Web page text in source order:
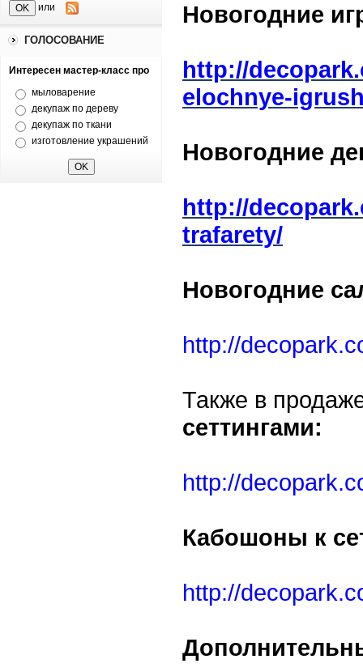
или
ГОЛОСОВАНИЕ
Интересен мастер-класс про
мыловарение
декупаж по дереву
декупаж по ткани
изготовление украшений
Новогодние
http://
elochnye-
Новогодние
http://
trafarety/
Новогодние
http://
Также в
сеттингами:
http://
Кабошоны к
http://